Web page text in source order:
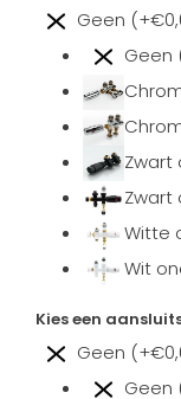
Geen
Geen
Zwart
Zwart
Witte
Wit
Kies een
Geen
Geen